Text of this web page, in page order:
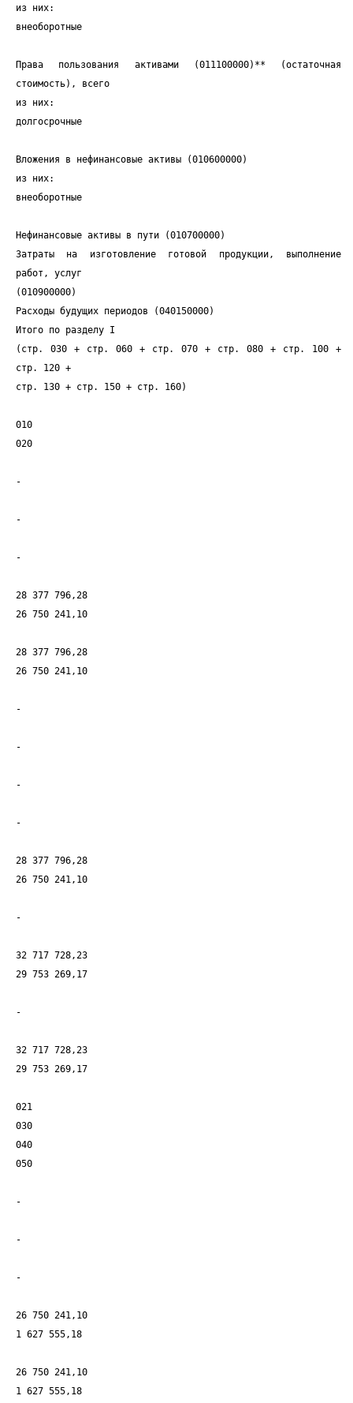
из них:
внеоборотные
Права пользования активами (011100000)** (остаточная
стоимость), всего
из них:
долгосрочные
Вложения в нефинансовые активы (010600000)
из них:
внеоборотные
Нефинансовые активы в пути (010700000)
Затраты на изготовление готовой продукции, выполнение
работ, услуг
(010900000)
Расходы будущих периодов (040150000)
Итого по разделу I
(стр. 030 + стр. 060 + стр. 070 + стр. 080 + стр. 100 +
стр. 120 +
стр. 130 + стр. 150 + стр. 160)
010
020
-
-
-
28 377 796,28
26 750 241,10
28 377 796,28
26 750 241,10
-
-
-
-
28 377 796,28
26 750 241,10
-
32 717 728,23
29 753 269,17
-
32 717 728,23
29 753 269,17
021
030
040
050
-
-
-
26 750 241,10
1 627 555,18
26 750 241,10
1 627 555,18